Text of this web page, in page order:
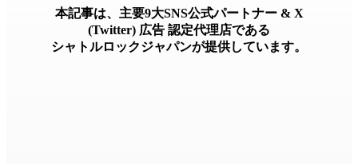
本記事は、主要9大SNS公式パートナー & X
(Twitter) 広告 認定代理店である
シャトルロックジャパンが提供しています。